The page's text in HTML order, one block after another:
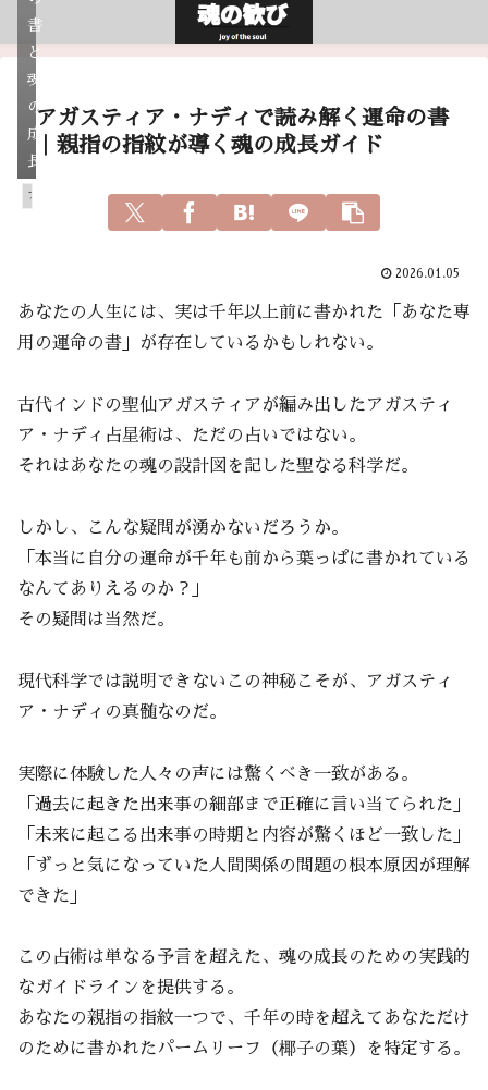
アガスティア・ナディで読み解く運命の書
｜親指の指紋が導く魂の成長ガイド
アガスティアの葉
書
と
魂
の
成
長
2026.01.05
あなたの人生には、実は千年以上前に書かれた「あなた専
用の運命の書」が存在しているかもしれない。
古代インドの聖仙アガスティアが編み出したアガスティ
ア・ナディ占星術は、ただの占いではない。
それはあなたの魂の設計図を記した聖なる科学だ。
しかし、こんな疑問が湧かないだろうか。
「本当に自分の運命が千年も前から葉っぱに書かれている
なんてありえるのか？」
その疑問は当然だ。
現代科学では説明できないこの神秘こそが、アガスティ
ア・ナディの真髄なのだ。
実際に体験した人々の声には驚くべき一致がある。
「過去に起きた出来事の細部まで正確に言い当てられた」
「未来に起こる出来事の時期と内容が驚くほど一致した」
「ずっと気になっていた人間関係の問題の根本原因が理解
できた」
この占術は単なる予言を超えた、魂の成長のための実践的
なガイドラインを提供する。
あなたの親指の指紋一つで、千年の時を超えてあなただけ
のために書かれたパームリーフ（椰子の葉）を特定する。